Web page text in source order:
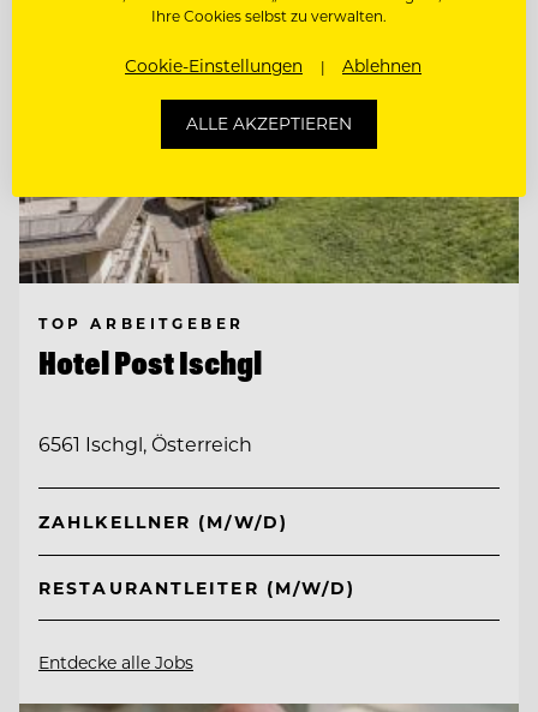
TOP ARBEITGEBER
Hotel Post Ischgl
6561 Ischgl, Österreich
ZAHLKELLNER (M/W/D)
RESTAURANTLEITER (M/W/D)
Entdecke alle Jobs
Ihre Cookies selbst zu verwalten.
Cookie-Einstellungen Ablehnen
ALLE AKZEPTIEREN